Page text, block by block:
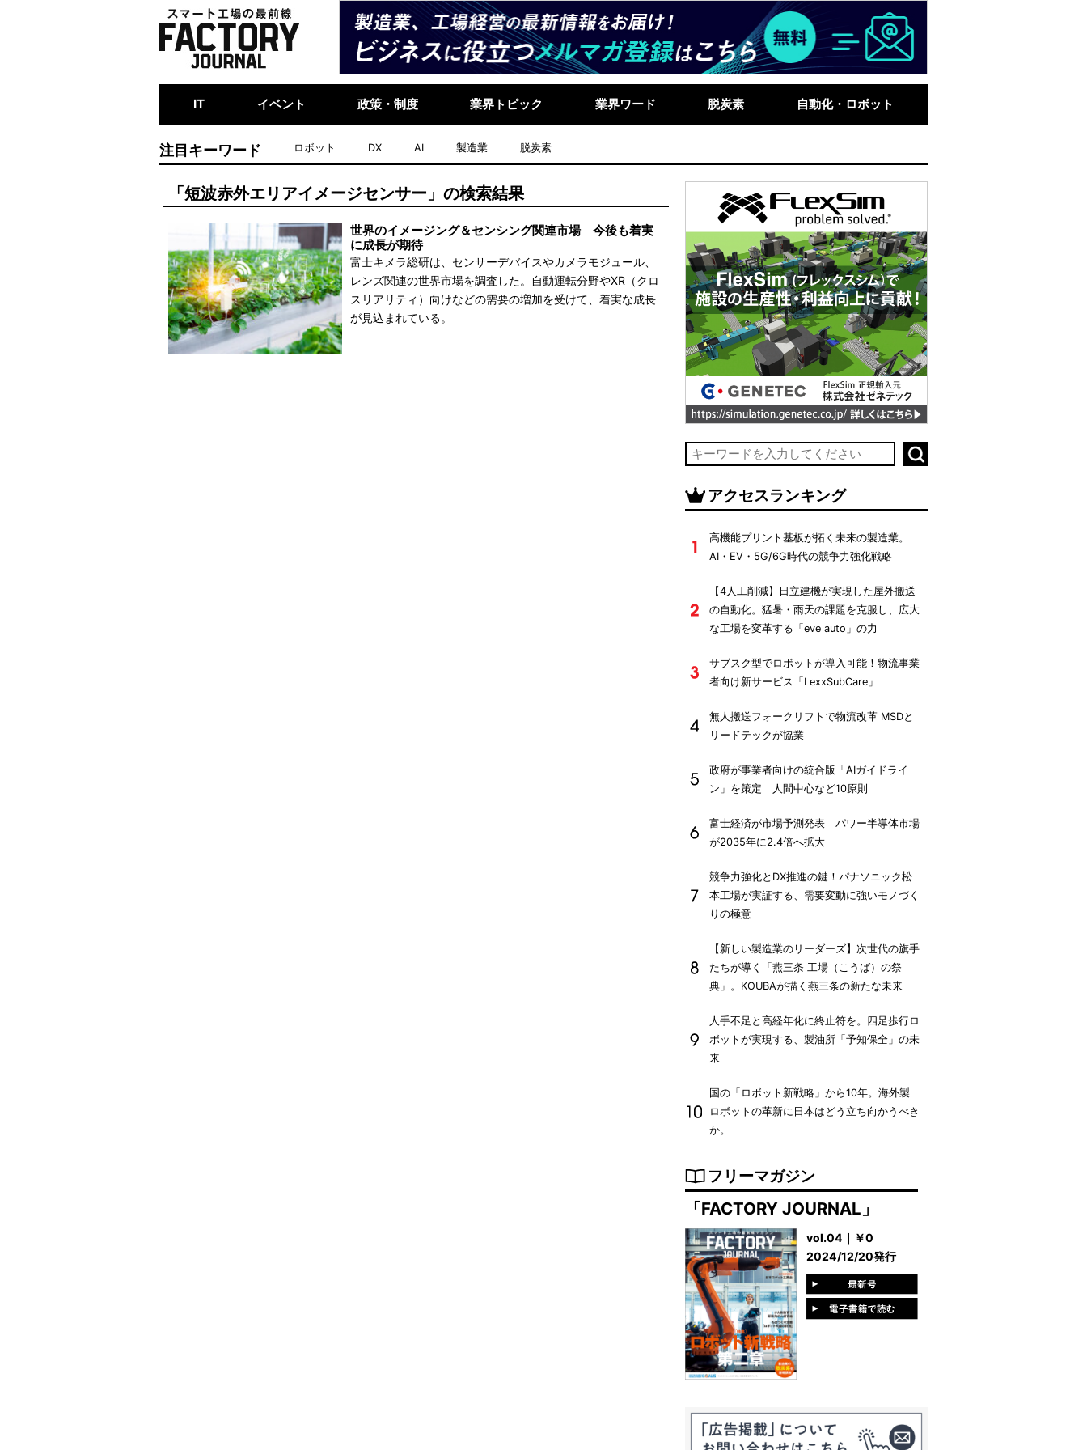
IT イベント 政策・制度 業界トピック 業界ワード 脱炭素 自動化・ロボット
注目キーワード ロボット DX AI 製造業 脱炭素
「短波赤外エリアイメージセンサー」の検索結果
富士キメラ総研は、センサーデバイスやカメラモジュール、
レンズ関連の世界市場を調査した。自動運転分野やXR（クロ
スリアリティ）向けなどの需要の増加を受けて、着実な成長
が見込まれている。
世界のイメージング＆センシング関連市場 今後も着実
に成長が期待
アクセスランキング
高機能プリント基板が拓く未来の製造業。
AI・EV・5G/6G時代の競争力強化戦略
【4人工削減】日立建機が実現した屋外搬送
の自動化。猛暑・雨天の課題を克服し、広大
な工場を変革する「eve auto」の力
サブスク型でロボットが導入可能！物流事業
者向け新サービス「LexxSubCare」
無人搬送フォークリフトで物流改革 MSDと
リードテックが協業
政府が事業者向けの統合版「AIガイドライ
ン」を策定 人間中心など10原則
富士経済が市場予測発表 パワー半導体市場
が2035年に2.4倍へ拡大
競争力強化とDX推進の鍵！パナソニック松
本工場が実証する、需要変動に強いモノづく
りの極意
【新しい製造業のリーダーズ】次世代の旗手
たちが導く「燕三条 工場（こうば）の祭
典」。KOUBAが描く燕三条の新たな未来
人手不足と高経年化に終止符を。四足歩行ロ
ボットが実現する、製油所「予知保全」の未
来
国の「ロボット新戦略」から10年。海外製
ロボットの革新に日本はどう立ち向かうべき
か。
フリーマガジン
「FACTORY JOURNAL」
vol.04｜￥0
2024/12/20発行